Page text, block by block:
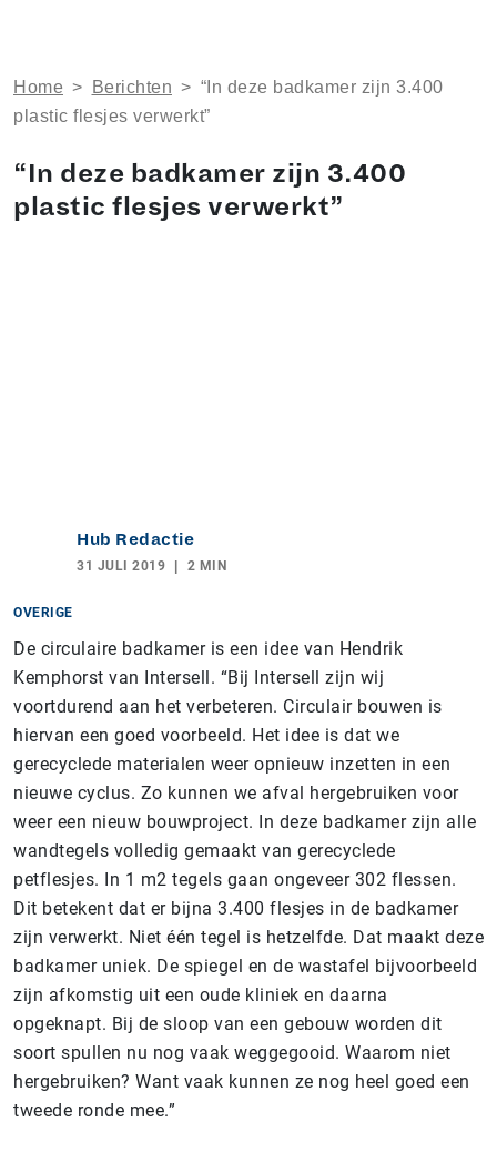
Home > Berichten > “In deze badkamer zijn 3.400
plastic flesjes verwerkt”
“In deze badkamer zijn 3.400
plastic flesjes verwerkt”
Hub Redactie
31 JULI 2019 2 MIN
OVERIGE
De circulaire badkamer is een idee van Hendrik
Kemphorst van Intersell. “Bij Intersell zijn wij
voortdurend aan het verbeteren. Circulair bouwen is
hiervan een goed voorbeeld. Het idee is dat we
gerecyclede materialen weer opnieuw inzetten in een
nieuwe cyclus. Zo kunnen we afval hergebruiken voor
weer een nieuw bouwproject. In deze badkamer zijn alle
wandtegels volledig gemaakt van gerecyclede
petflesjes. In 1 m2 tegels gaan ongeveer 302 flessen.
Dit betekent dat er bijna 3.400 flesjes in de badkamer
zijn verwerkt. Niet één tegel is hetzelfde. Dat maakt deze
badkamer uniek. De spiegel en de wastafel bijvoorbeeld
zijn afkomstig uit een oude kliniek en daarna
opgeknapt. Bij de sloop van een gebouw worden dit
soort spullen nu nog vaak weggegooid. Waarom niet
hergebruiken? Want vaak kunnen ze nog heel goed een
tweede ronde mee.”